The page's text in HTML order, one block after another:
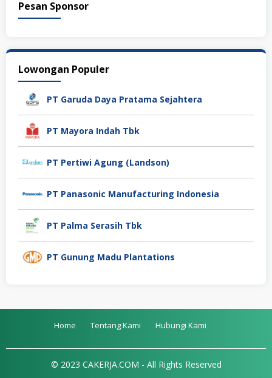
Pesan Sponsor
Lowongan Populer
PT Garuda Daya Pratama Sejahtera
PT Mayora Indah Tbk
PT Pertiwi Agung (Landson)
PT Panasonic Manufacturing Indonesia
PT Palma Serasih Tbk
PT Gunung Madu Plantations
Home Tentang Kami Hubungi Kami
© 2023 CAKERJA.COM - All Rights Reserved